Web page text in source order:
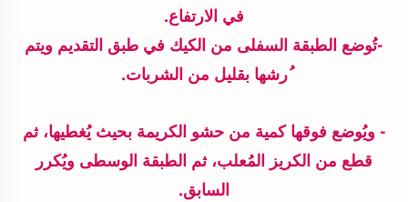
في الارتفاع.
-تُوضع الطبقة السفلى من الكيك في طبق التقديم ويتم
ُرشها بقليل من الشربات.
- ويُوضع فوقها كمية من حشو الكريمة بحيث يُغطيها، ثم
قطع من الكريز المُعلب، ثم الطبقة الوسطى ويُكرر
السابق.